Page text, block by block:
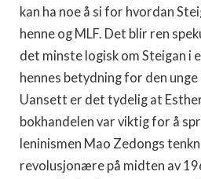
kan ha noe å si for hvordan
henne og MLF. Det blir ren
det minste logisk om Steigan
hennes betydning for den unge
Uansett er det tydelig at
bokhandelen var viktig for å
leninismen Mao Zedongs
revolusjonære på midten av